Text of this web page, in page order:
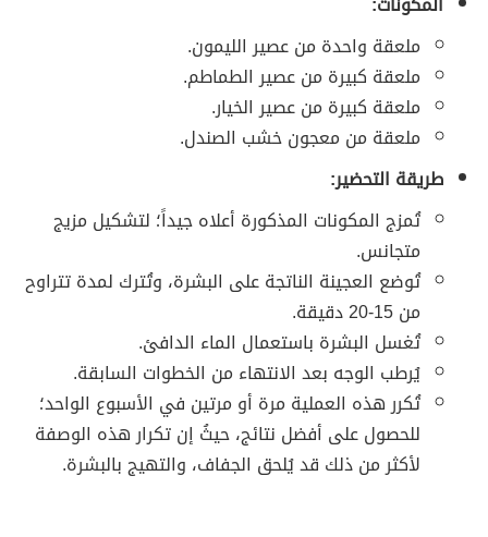
ملعقة واحدة من عصير الليمون.
ملعقة كبيرة من عصير الطماطم.
ملعقة كبيرة من عصير الخيار.
ملعقة من معجون خشب الصندل.
طريقة التحضير:
تُمزج المكونات المذكورة أعلاه جيداً؛ لتشكيل مزيج
متجانس.
تُوضع العجينة الناتجة على البشرة، وتُترك لمدة تتراوح
من 15-20 دقيقة.
تُغسل البشرة باستعمال الماء الدافئ.
يُرطب الوجه بعد الانتهاء من الخطوات السابقة.
تُكرر هذه العملية مرة أو مرتين في الأسبوع الواحد؛
للحصول على أفضل نتائج، حيثُ إن تكرار هذه الوصفة
لأكثر من ذلك قد يُلحق الجفاف، والتهيج بالبشرة.